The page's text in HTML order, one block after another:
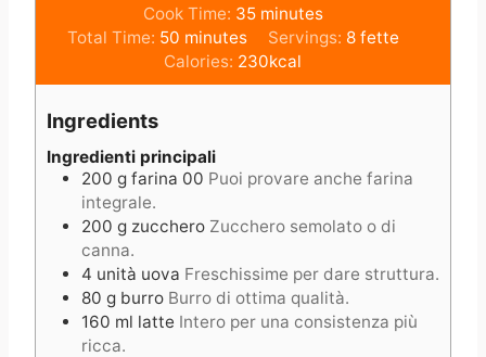
i
u
t
Cook Time: 35m
n
u
minutes
Total Time: 50 m
i
n
e
s
minutes Servings: 8 fette
Calories: 230kcal
Ingredients
Ingredienti principali
200 g farina 00 Puoi provare anche farina
integrale.
200 g zucchero Zucchero semolato o di
canna.
4 unità uova Freschissime per dare struttura.
80 g burro Burro di ottima qualità.
160 ml latte Intero per una consistenza più
ricca.